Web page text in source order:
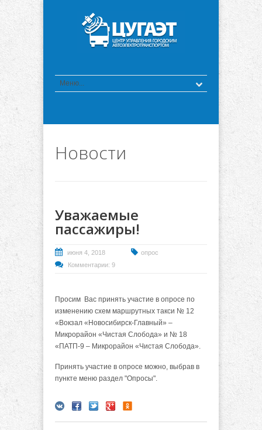
Новости
Уважаемые
пассажиры!
июня 4, 2018
опрос
Комментарии: 9
Просим Вас принять участие в опросе по
изменению схем маршрутных такси № 12
«Вокзал «Новосибирск-Главный» –
Микрорайон «Чистая Слобода» и № 18
«ПАТП-9 – Микрорайон «Чистая Слобода».
Принять участие в опросе можно, выбрав в
пункте меню раздел "Опросы".